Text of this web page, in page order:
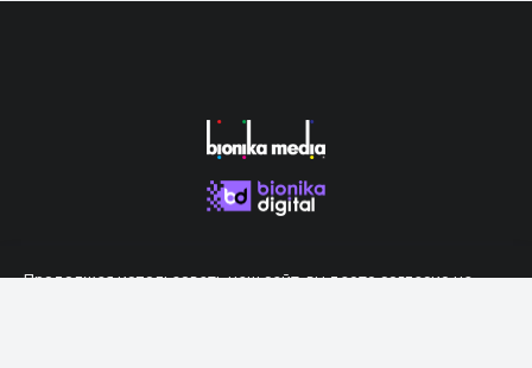
Продолжая использовать наш сайт, вы даете согласие на